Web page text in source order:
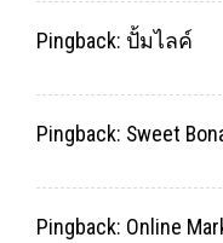
Pingback: ปั้มไลค์
Pingback: Sweet
Pingback: Online